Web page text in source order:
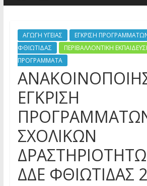
ΑΓΩΓΗ ΥΓΕΙΑΣ
ΕΓΚΡΙΣΗ
ΦΘΙΩΤΙΔΑΣ
ΠΕΡΙΒΑΛΛΟΝΤΙΚΗ
ΠΡΟΓΡΑΜΜΑΤΑ
ΕΓΚΡΙΣΗ
ΣΧΟΛΙΚΩΝ
ΔΔΕ ΦΘΙΩΤΙΔΑΣ